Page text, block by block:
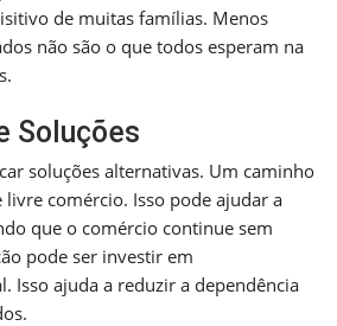
de muitas famílias. Menos
não são o que todos esperam na
Soluções
soluções alternativas. Um caminho
livre comércio. Isso pode ajudar a
que o comércio continue sem
pode ser investir em
Isso ajuda a reduzir a dependência